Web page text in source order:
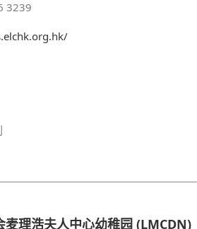
3239
麦理浩夫人中心幼稚园 (LMCDN)